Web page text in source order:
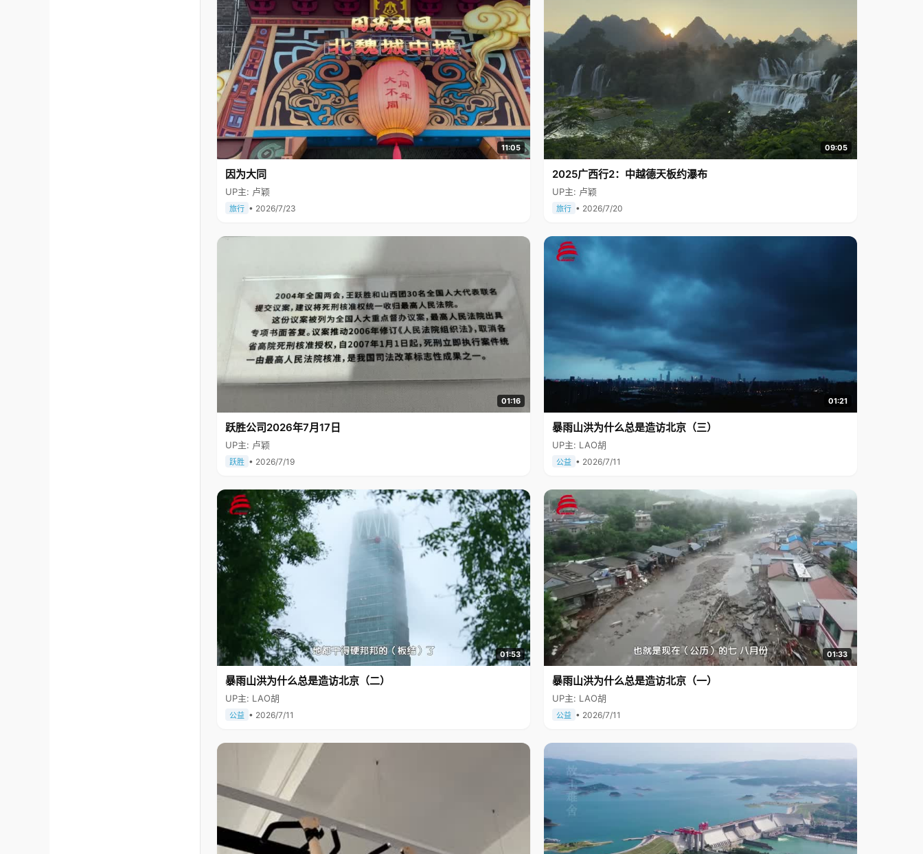
11:05
因为大同
UP主: 卢颖
旅行 • 2026/7/23
09:05
2025广西行2：中越德天板约瀑布
UP主: 卢颖
旅行 • 2026/7/20
01:16
跃胜公司2026年7月17日
UP主: 卢颖
跃胜 • 2026/7/19
01:21
暴雨山洪为什么总是造访北京（三）
UP主: LAO胡
公益 • 2026/7/11
01:53
暴雨山洪为什么总是造访北京（二）
UP主: LAO胡
公益 • 2026/7/11
01:33
暴雨山洪为什么总是造访北京（一）
UP主: LAO胡
公益 • 2026/7/11